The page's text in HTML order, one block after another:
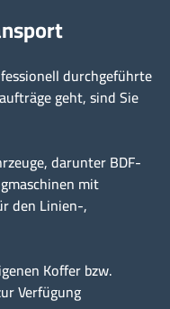
durchgeführte
geht, sind Sie
darunter BDF-
mit
den Linien-,
Koffer bzw.
Verfügung